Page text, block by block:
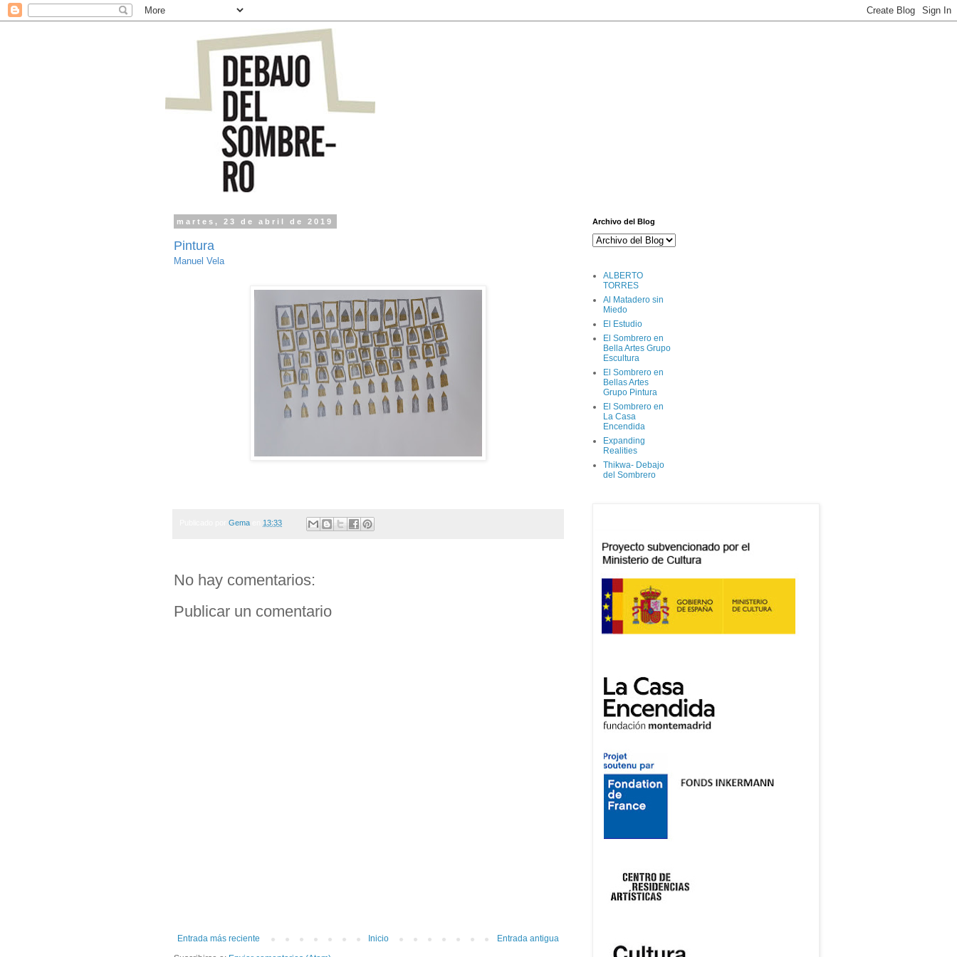
martes, 23 de abril de 2019
Pintura
Manuel Vela
Gema 13:33
No hay comentarios:
Publicar un comentario
Entrada más reciente Entrada antigua
Inicio
Archivo del Blog
ALBERTO
TORRES
Al Matadero sin
Miedo
El Estudio
El Sombrero en
Bella Artes Grupo
Escultura
El Sombrero en
Bellas Artes
Grupo Pintura
El Sombrero en
La Casa
Encendida
Expanding
Realities
Thikwa- Debajo
del Sombrero